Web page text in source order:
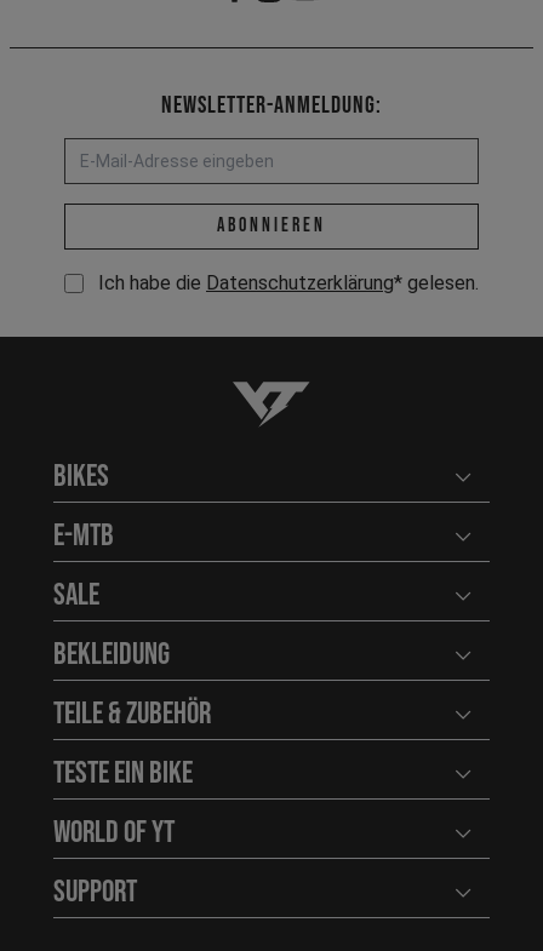
Newsletter-Anmeldung:
E-Mail-Adresse *
abonnieren
Ich habe die Datenschutzerklärung* gelesen.
YT-Industries
Bikes
E-MTB
Sale
Bekleidung
Teile & Zubehör
Teste ein Bike
World of YT
Support